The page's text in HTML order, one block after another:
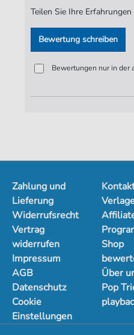
Teilen Sie Ihre
Bewertung schreiben
Bewertungen nur in der
Zahlung und
Lieferung
Widerrufsrecht
Vertrag
widerrufen
Impressum
AGB
Datenschutz
Cookie
Einstellungen
Shop
Über
Pop